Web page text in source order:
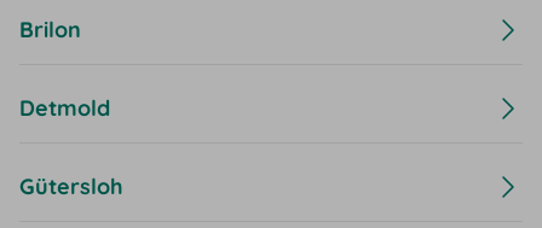
Brilon
Detmold
Gütersloh